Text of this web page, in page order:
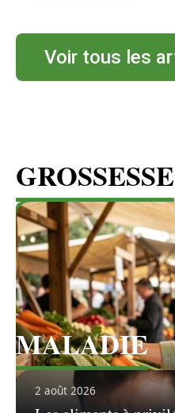
Voir tous les
GROSSESSE
2 août 2026
Voir tous les
MALADIE
Voir tous les